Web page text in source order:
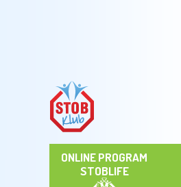
ONLINE PROGRAM
STOBLIFE